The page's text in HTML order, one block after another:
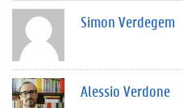
Simon Verdegem
Alessio Verdone